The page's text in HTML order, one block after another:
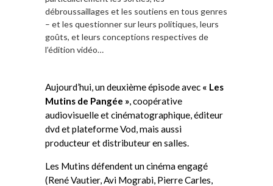
débroussaillages et les soutiens en tous genres
– et les questionner sur leurs politiques, leurs
goûts, et leurs conceptions respectives de
l’édition vidéo…
Aujourd’hui, un deuxième épisode avec « Les
Mutins de Pangée », coopérative
audiovisuelle et cinématographique, éditeur
dvd et plateforme Vod, mais aussi
producteur et distributeur en salles.
Les Mutins défendent un cinéma engagé
(René Vautier, Avi Mograbi, Pierre Carles,